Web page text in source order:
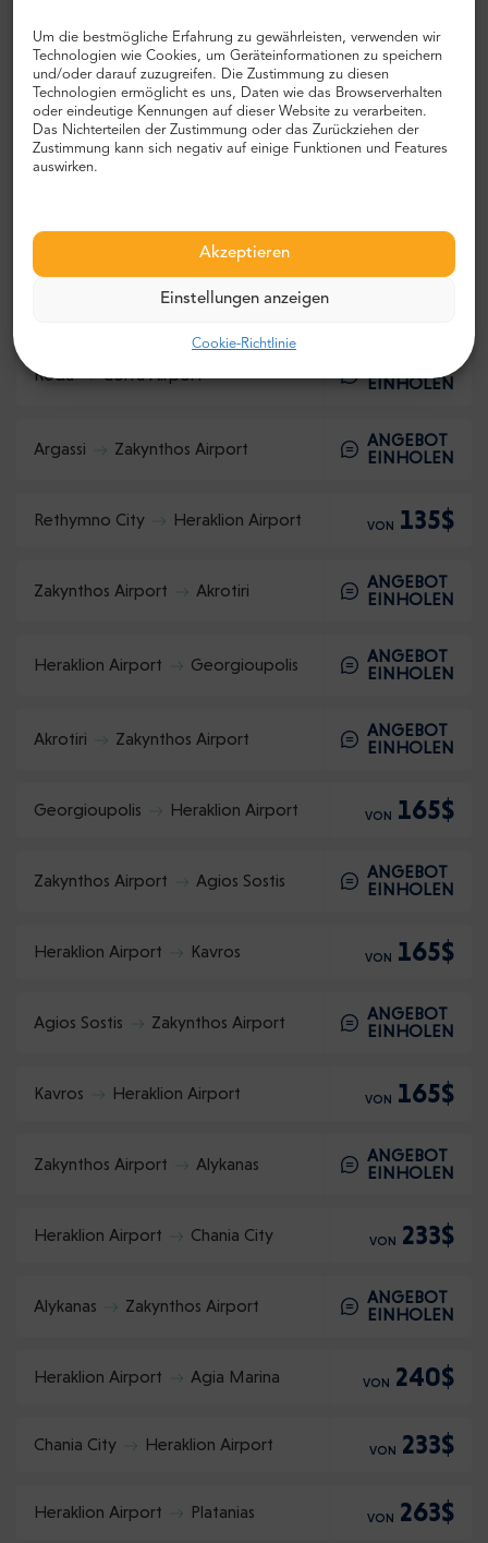
Um die bestmögliche Erfahrung zu gewährleisten, verwenden wir
Technologien wie Cookies, um Geräteinformationen zu speichern
und/oder darauf zuzugreifen. Die Zustimmung zu diesen
Technologien ermöglicht es uns, Daten wie das Browserverhalten
oder eindeutige Kennungen auf dieser Website zu verarbeiten.
Das Nichterteilen der Zustimmung oder das Zurückziehen der
Zustimmung kann sich negativ auf einige Funktionen und Features
auswirken.
Akzeptieren
Einstellungen anzeigen
Cookie-Richtlinie
EINHOLEN
Platanes Heraklion Airport VON 128$
Corfu Airport Roda
ANGEBOT
Zakynthos Airport Argassi
EINHOLEN
Heraklion Airport Rethymno City
Roda Corfu Airport
EINHOLEN
Argassi Zakynthos Airport
ANGEBOT
EINHOLEN
Rethymno City Heraklion Airport VON 135$
Zakynthos Airport Akrotiri
ANGEBOT
EINHOLEN
Heraklion Airport Georgioupolis
ANGEBOT
EINHOLEN
Akrotiri Zakynthos Airport
ANGEBOT
EINHOLEN
Georgioupolis Heraklion Airport VON 165$
Zakynthos Airport Agios Sostis
ANGEBOT
EINHOLEN
Heraklion Airport Kavros VON 165$
Agios Sostis Zakynthos Airport
ANGEBOT
EINHOLEN
Kavros Heraklion Airport VON 165$
Zakynthos Airport Alykanas
ANGEBOT
EINHOLEN
Heraklion Airport Chania City VON 233$
Alykanas Zakynthos Airport
ANGEBOT
EINHOLEN
Heraklion Airport Agia Marina VON 240$
Chania City Heraklion Airport VON 233$
Heraklion Airport Platanias VON 263$